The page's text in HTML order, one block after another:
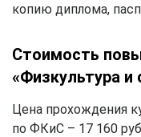
копию диплома,
Стоимость
«Физкультура и
Цена прохождения
по ФКиС – 17 160